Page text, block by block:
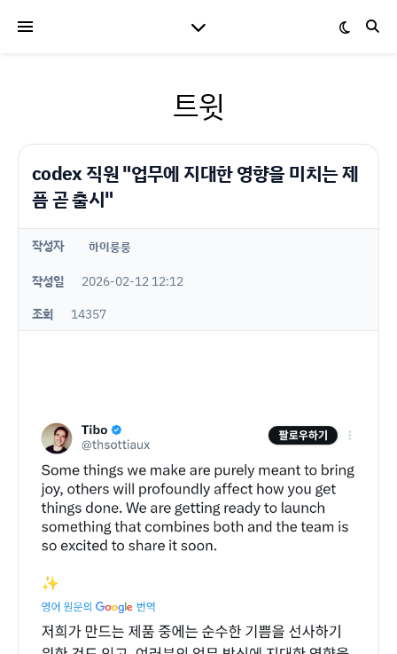
트윗
codex 직원 "업무에 지대한 영향을 미치는 제
픔 곧 출시"
작성자 하이룽룽
작성일
2026-02-12 12:12
조회
14357